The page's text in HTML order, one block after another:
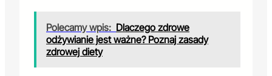
Polecamy wpis: Dlaczego zdrowe
odżywianie jest ważne? Poznaj zasady
zdrowej diety